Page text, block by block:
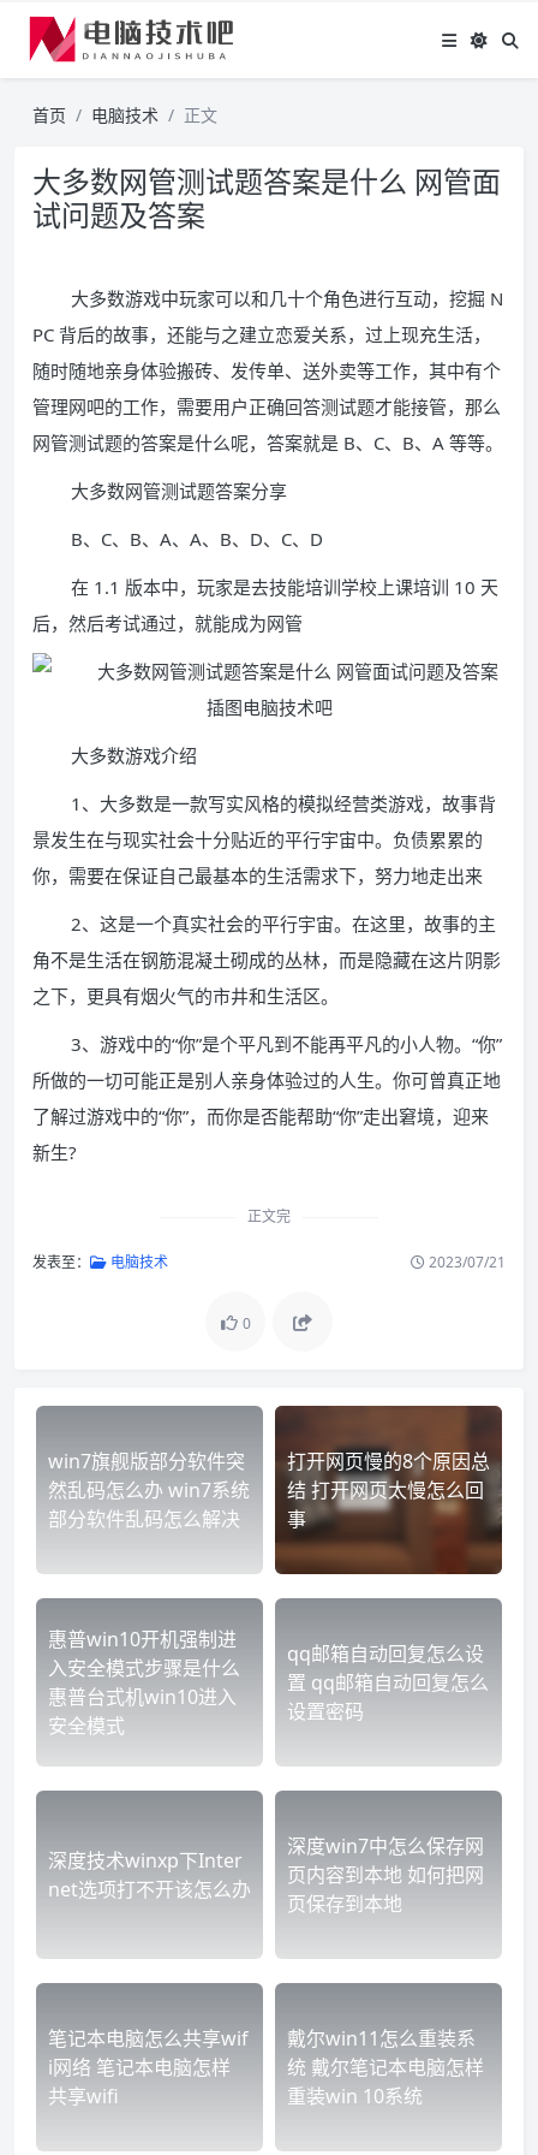
首页 电脑技术 正文
大多数网管测试题答案是什么 网管面
试问题及答案
大多数游戏中玩家可以和几十个角色进行互动，挖掘 N
PC 背后的故事，还能与之建立恋爱关系，过上现充生活，
随时随地亲身体验搬砖、发传单、送外卖等工作，其中有个
管理网吧的工作，需要用户正确回答测试题才能接管，那么
网管测试题的答案是什么呢，答案就是 B、C、B、A 等等。
大多数网管测试题答案分享
B、C、B、A、A、B、D、C、D
在 1.1 版本中，玩家是去技能培训学校上课培训 10 天
后，然后考试通过，就能成为网管
大多数游戏介绍
1、大多数是一款写实风格的模拟经营类游戏，故事背
景发生在与现实社会十分贴近的平行宇宙中。负债累累的
你，需要在保证自己最基本的生活需求下，努力地走出来
2、这是一个真实社会的平行宇宙。在这里，故事的主
角不是生活在钢筋混凝土砌成的丛林，而是隐藏在这片阴影
之下，更具有烟火气的市井和生活区。
3、游戏中的“你”是个平凡到不能再平凡的小人物。“你”
所做的一切可能正是别人亲身体验过的人生。你可曾真正地
了解过游戏中的“你”，而你是否能帮助“你”走出窘境，迎来
新生?
正文完
发表至： 电脑技术 2023/07/21
0
win7旗舰版部分软件突
然乱码怎么办 win7系统
部分软件乱码怎么解决
打开网页慢的8个原因总
结 打开网页太慢怎么回
事
惠普win10开机强制进
入安全模式步骤是什么
惠普台式机win10进入
安全模式
qq邮箱自动回复怎么设
置 qq邮箱自动回复怎么
设置密码
深度技术winxp下Inter
net选项打不开该怎么办
深度win7中怎么保存网
页内容到本地 如何把网
页保存到本地
笔记本电脑怎么共享wif
i网络 笔记本电脑怎样
共享wifi
戴尔win11怎么重装系
统 戴尔笔记本电脑怎样
重装win 10系统